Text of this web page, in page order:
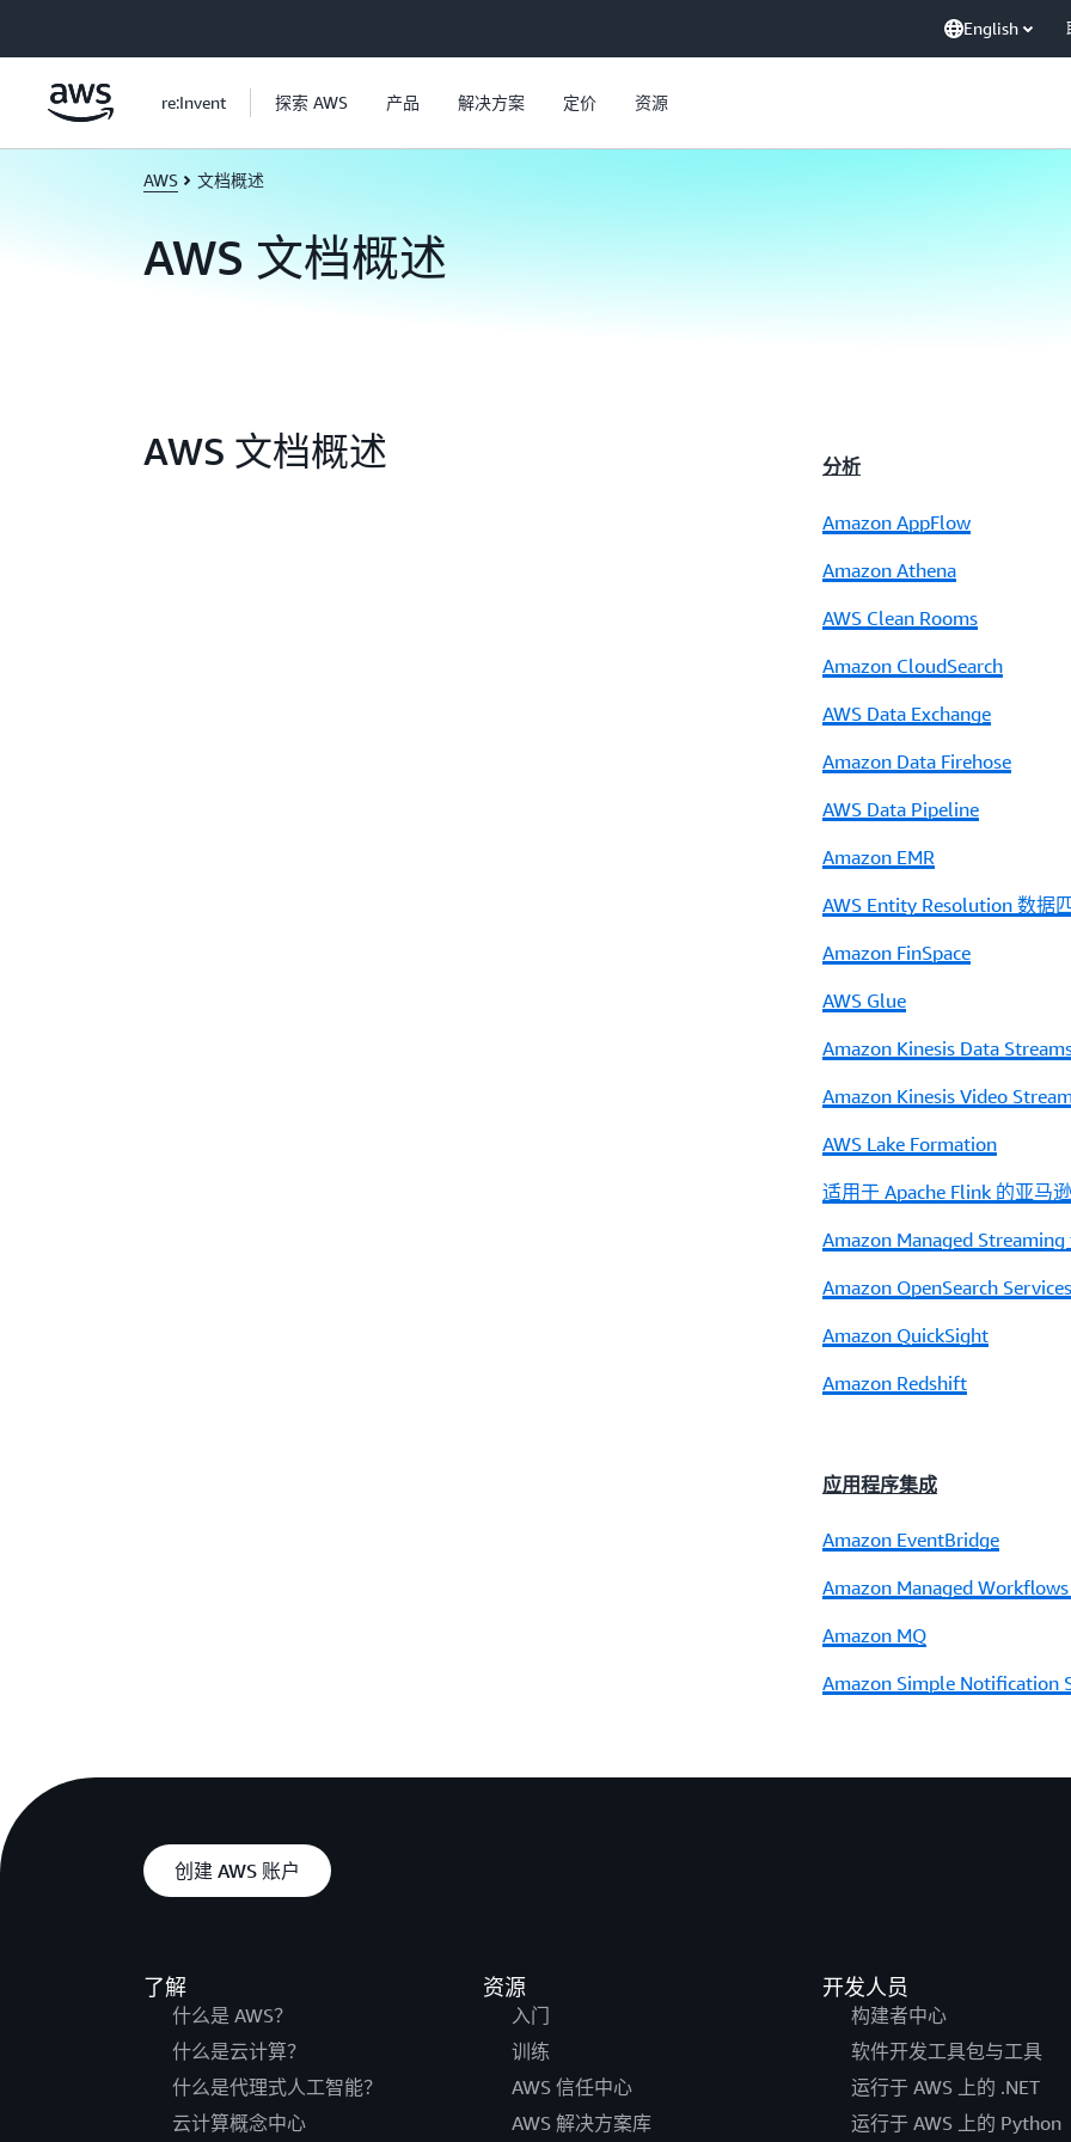
English
re:Invent 探索 AWS 产品 解决方案 定价 资源
AWS 文档概述
AWS 文档概述
AWS 文档概述 分析
Amazon AppFlow
Amazon Athena
AWS Clean Rooms
Amazon CloudSearch
AWS Data Exchange
Amazon Data Firehose
AWS Data Pipeline
Amazon EMR
AWS Entity Resolution 数据
Amazon FinSpace
AWS Glue
Amazon Kinesis Data
Amazon Kinesis Video
AWS Lake Formation
适用于 Apache Flink 的亚马
Amazon Managed
Amazon OpenSearch Services
Amazon QuickSight
Amazon Redshift
应用程序集成
Amazon EventBridge
Amazon Managed
Amazon MQ
Amazon Simple Notification
AWS Step Functions
业务应用程序
Amazon Bio Discovery
Amazon Chime
创建 AWS 账户
了解
什么是 AWS？
什么是云计算？
什么是代理式人工智能？
云计算概念中心
资源
入门
训练
AWS 信任中心
AWS 解决方案库
开发人员
构建者中心
软件开发工具包与工具
运行于 AWS 上的 .NET
运行于 AWS 上的 Python